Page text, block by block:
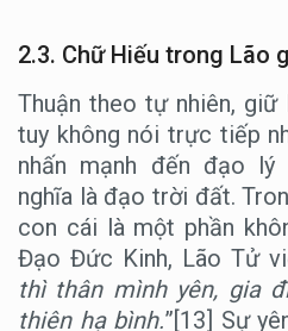
2.3. Chữ Hiếu trong Lão
Thuận theo tự nhiên,
tuy không nói trực tiếp
nhấn mạnh đến đạo lý
nghĩa là đạo trời đất.
con cái là một phần
Đạo Đức Kinh, Lão Tử
thì thân mình yên, gia
thiên hạ bình.”[13] Sự